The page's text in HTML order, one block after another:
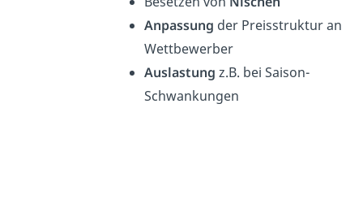
Anpassung der Preisstruktur an
Wettbewerber
Auslastung z.B. bei Saison-
Schwankungen